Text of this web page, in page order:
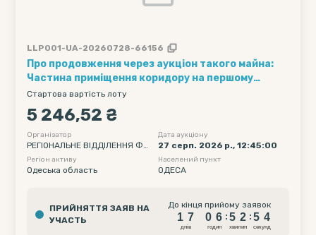
LLP001-UA-20260728-66156
Про продовження через аукціон такого майна:
Частина приміщення коридору на першому
поверсі п’ятиповерхового головного учбового
корпусу № 4, загальною площею 2,5 кв.м, за
адресою: 65044, м. Одеса, пр-т Шевченка,1.
Договір оренди від 18.05.2013 № 209840910826
Стартова вартість лоту
5 246,52 ₴
Організатор
РЕГІОНАЛЬНЕ ВІДДІЛЕННЯ ФО
НДУ ДЕРЖАВНОГО МАЙНА УК
РАЇНИ ПО ОДЕСЬКІЙ ТА МИКО
Дата аукціону
27 серп. 2026 р., 12:45:00
Регіон активу
Одеська область
Населений пункт
ОДЕСА
ПРИЙНЯТТЯ ЗАЯВ НА
УЧАСТЬ
До кінця прийому заявок
1
1
7
7
днiв
0
0
6
6
годин
:
5
5
2
2
хвилин
:
5
5 3
4
секунд